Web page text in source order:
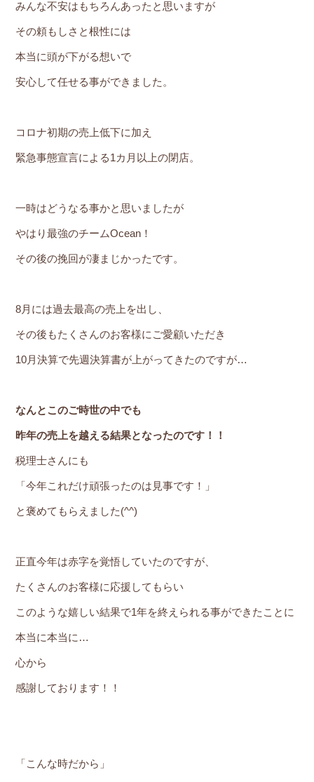
みんな不安はもちろんあったと思いますが
その頼もしさと根性には
本当に頭が下がる想いで
安心して任せる事ができました。
コロナ初期の売上低下に加え
緊急事態宣言による1カ月以上の閉店。
一時はどうなる事かと思いましたが
やはり最強のチームOcean！
その後の挽回が凄まじかったです。
8月には過去最高の売上を出し、
その後もたくさんのお客様にご愛顧いただき
10月決算で先週決算書が上がってきたのですが…
なんとこのご時世の中でも
昨年の売上を越える結果となったのです！！
税理士さんにも
「今年これだけ頑張ったのは見事です！」
と褒めてもらえました(^^)
正直今年は赤字を覚悟していたのですが、
たくさんのお客様に応援してもらい
このような嬉しい結果で1年を終えられる事ができたことに
本当に本当に…
心から
感謝しております！！
「こんな時だから」